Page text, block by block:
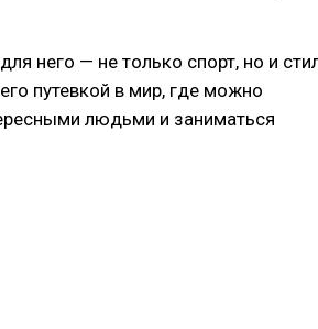
него — не только спорт, но и
путевкой в мир, где можно
людьми и заниматься